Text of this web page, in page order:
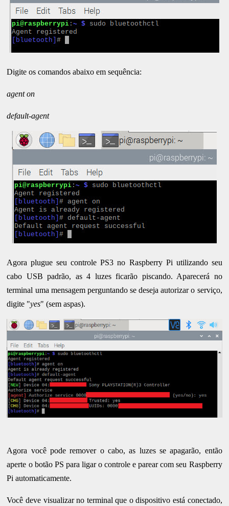
Digite os comandos abaixo em sequência:
agent on
default-agent
Agora plugue seu controle PS3 no Raspberry Pi utilizando seu
cabo USB padrão, as 4 luzes ficarão piscando. Aparecerá no
terminal uma mensagem perguntando se deseja autorizar o serviço,
digite "yes" (sem aspas).
Agora você pode remover o cabo, as luzes se apagarão, então
aperte o botão PS para ligar o controle e parear com seu Raspberry
Pi automaticamente.
Você deve visualizar no terminal que o dispositivo está conectado,